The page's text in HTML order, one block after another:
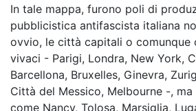
In tale mappa, furono poli di
pubblicistica antifascista italiana
ovvio, le città capitali o comunque
vivaci - Parigi, Londra, New York,
Barcellona, Bruxelles, Ginevra,
Città del Messico, Melbourne -,
come Nancy, Tolosa, Marsiglia,